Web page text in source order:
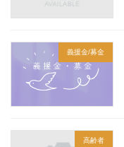
義援金/募金
高齢者